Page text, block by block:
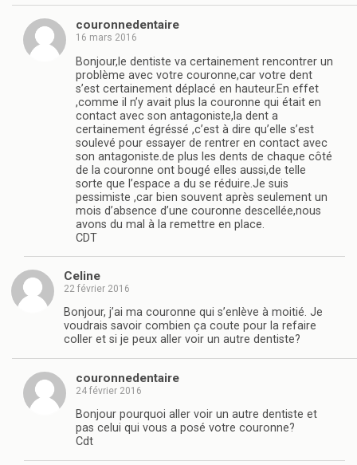
couronnedentaire
16 mars 2016
Bonjour,le dentiste va certainement rencontrer un
problème avec votre couronne,car votre dent
s’est certainement déplacé en hauteur.En effet
,comme il n’y avait plus la couronne qui était en
contact avec son antagoniste,la dent a
certainement égréssé ,c’est à dire qu’elle s’est
soulevé pour essayer de rentrer en contact avec
son antagoniste.de plus les dents de chaque côté
de la couronne ont bougé elles aussi,de telle
sorte que l’espace a du se réduire.Je suis
pessimiste ,car bien souvent après seulement un
mois d’absence d’une couronne descellée,nous
avons du mal à la remettre en place.
CDT
Celine
22 février 2016
Bonjour, j’ai ma couronne qui s’enlève à moitié. Je
voudrais savoir combien ça coute pour la refaire
coller et si je peux aller voir un autre dentiste?
couronnedentaire
24 février 2016
Bonjour pourquoi aller voir un autre dentiste et
pas celui qui vous a posé votre couronne?
Cdt